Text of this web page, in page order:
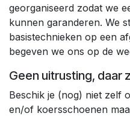
georganiseerd zodat we
kunnen garanderen. We
basistechnieken op een
begeven we ons op de
Geen uitrusting, daar
Beschik je (nog) niet zelf
en/of koersschoenen